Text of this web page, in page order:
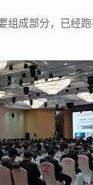
成部分，已